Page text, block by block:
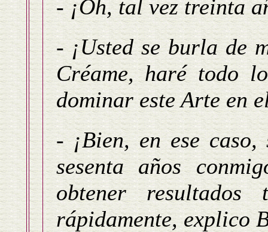
- ¡Oh, tal vez treinta
- ¡Usted se burla de
Créame, haré todo
dominar este Arte en
- ¡Bien, en ese
sesenta años
obtener
rápidamente, explico